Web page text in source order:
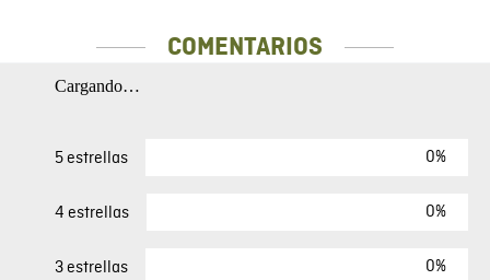
COMENTARIOS
Cargando…
5 estrellas 0%
4 estrellas 0%
3 estrellas 0%